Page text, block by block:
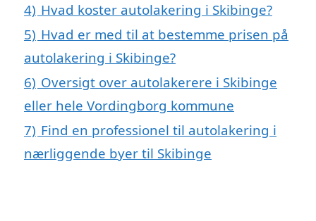
4) Hvad koster autolakering i Skibinge?
5) Hvad er med til at bestemme prisen på
autolakering i Skibinge?
6) Oversigt over autolakerere i Skibinge
eller hele Vordingborg kommune
7) Find en professionel til autolakering i
nærliggende byer til Skibinge